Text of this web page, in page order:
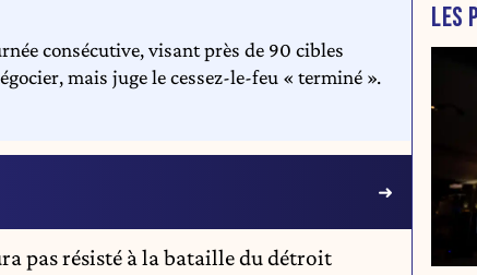
consécutive, visant près de 90 cibles
mais juge le cessez-le-feu « terminé ».
pas résisté à la bataille du détroit
LES